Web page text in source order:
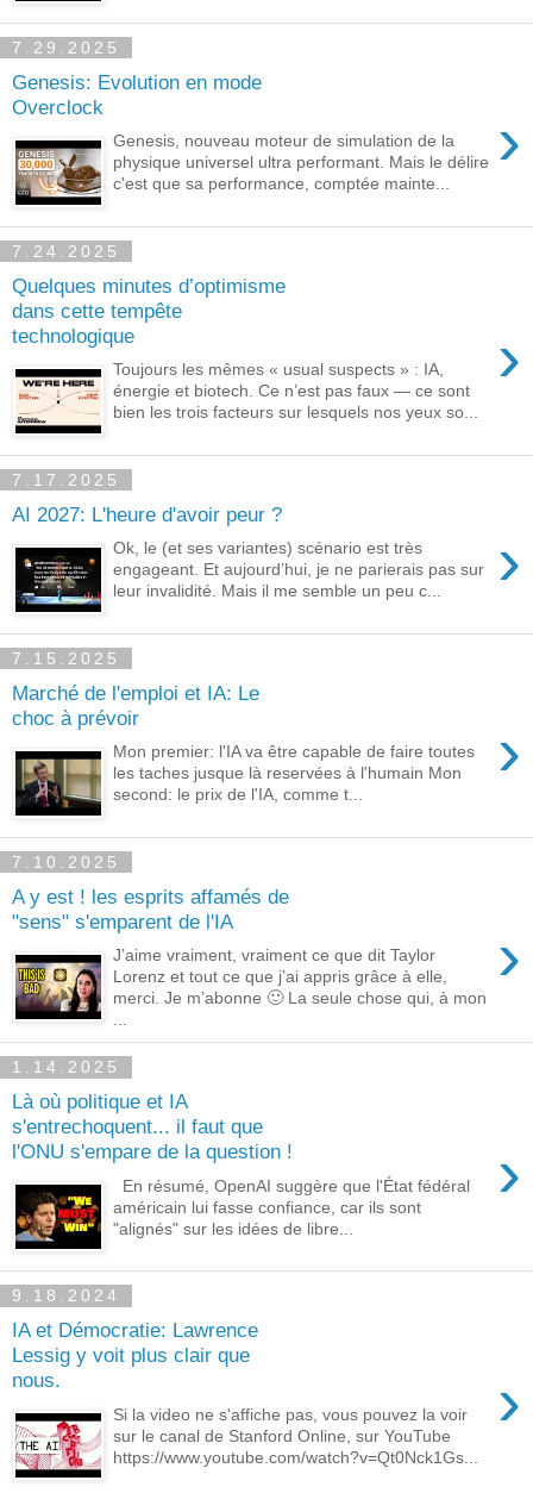
7.29.2025
Genesis: Evolution en mode
Overclock
›
Genesis, nouveau moteur de simulation de la
physique universel ultra performant. Mais le délire
c'est que sa performance, comptée mainte...
7.24.2025
Quelques minutes d’optimisme
dans cette tempête
technologique
›
Toujours les mêmes « usual suspects » : IA,
énergie et biotech. Ce n’est pas faux — ce sont
bien les trois facteurs sur lesquels nos yeux so...
7.17.2025
AI 2027: L'heure d'avoir peur ?
›
Ok, le (et ses variantes) scénario est très
engageant. Et aujourd’hui, je ne parierais pas sur
leur invalidité. Mais il me semble un peu c...
7.15.2025
Marché de l'emploi et IA: Le
choc à prévoir
›
Mon premier: l'IA va être capable de faire toutes
les taches jusque là reservées à l'humain Mon
second: le prix de l'IA, comme t...
7.10.2025
A y est ! les esprits affamés de
"sens" s'emparent de l'IA
›
J’aime vraiment, vraiment ce que dit Taylor
Lorenz et tout ce que j’ai appris grâce à elle,
merci. Je m’abonne 🙂 La seule chose qui, à mon
...
1.14.2025
Là où politique et IA
s'entrechoquent... il faut que
l'ONU s'empare de la question !
›
En résumé, OpenAI suggère que l'État fédéral
américain lui fasse confiance, car ils sont
"alignés" sur les idées de libre...
9.18.2024
IA et Démocratie: Lawrence
Lessig y voit plus clair que
nous.
›
Si la video ne s'affiche pas, vous pouvez la voir
sur le canal de Stanford Online, sur YouTube
https://www.youtube.com/watch?v=Qt0Nck1Gs...